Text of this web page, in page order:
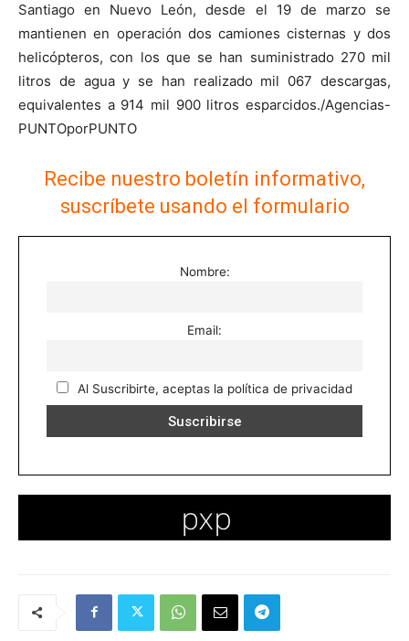
Santiago en Nuevo León, desde el 19 de marzo se
mantienen en operación dos camiones cisternas y dos
helicópteros, con los que se han suministrado 270 mil
litros de agua y se han realizado mil 067 descargas,
equivalentes a 914 mil 900 litros esparcidos./Agencias-
PUNTOporPUNTO
Recibe nuestro boletín informativo,
suscríbete usando el formulario
Nombre:
Email:
Al Suscribirte, aceptas la política de privacidad